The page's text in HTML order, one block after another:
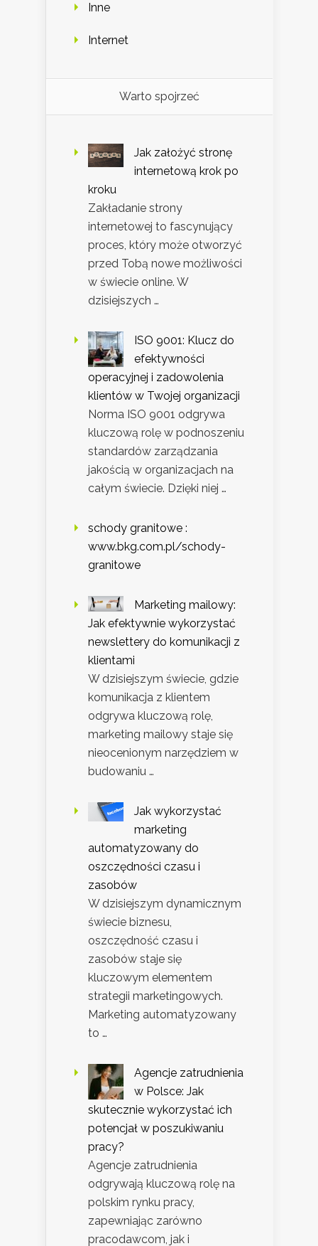
Inne
Internet
Warto spojrzeć
Jak założyć stronę
internetową krok po
kroku
Zakładanie strony
internetowej to fascynujący
proces, który może otworzyć
przed Tobą nowe możliwości
w świecie online. W
dzisiejszych …
ISO 9001: Klucz do
efektywności
operacyjnej i zadowolenia
klientów w Twojej organizacji
Norma ISO 9001 odgrywa
kluczową rolę w podnoszeniu
standardów zarządzania
jakością w organizacjach na
całym świecie. Dzięki niej …
schody granitowe :
www.bkg.com.pl/schody-
granitowe
Marketing mailowy:
Jak efektywnie wykorzystać
newslettery do komunikacji z
klientami
W dzisiejszym świecie, gdzie
komunikacja z klientem
odgrywa kluczową rolę,
marketing mailowy staje się
nieocenionym narzędziem w
budowaniu …
Jak wykorzystać
marketing
automatyzowany do
oszczędności czasu i
zasobów
W dzisiejszym dynamicznym
świecie biznesu,
oszczędność czasu i
zasobów staje się
kluczowym elementem
strategii marketingowych.
Marketing automatyzowany
to …
Agencje zatrudnienia
w Polsce: Jak
skutecznie wykorzystać ich
potencjał w poszukiwaniu
pracy?
Agencje zatrudnienia
odgrywają kluczową rolę na
polskim rynku pracy,
zapewniając zarówno
pracodawcom, jak i